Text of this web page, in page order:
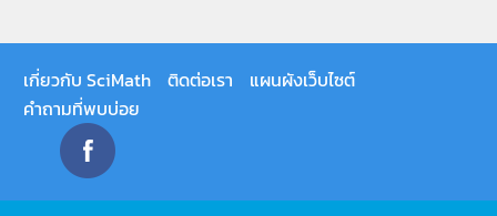
เกี่ยวกับ SciMath ติดต่อเรา
แผนผังเว็บไซต์
คำถามที่พบบ่อย